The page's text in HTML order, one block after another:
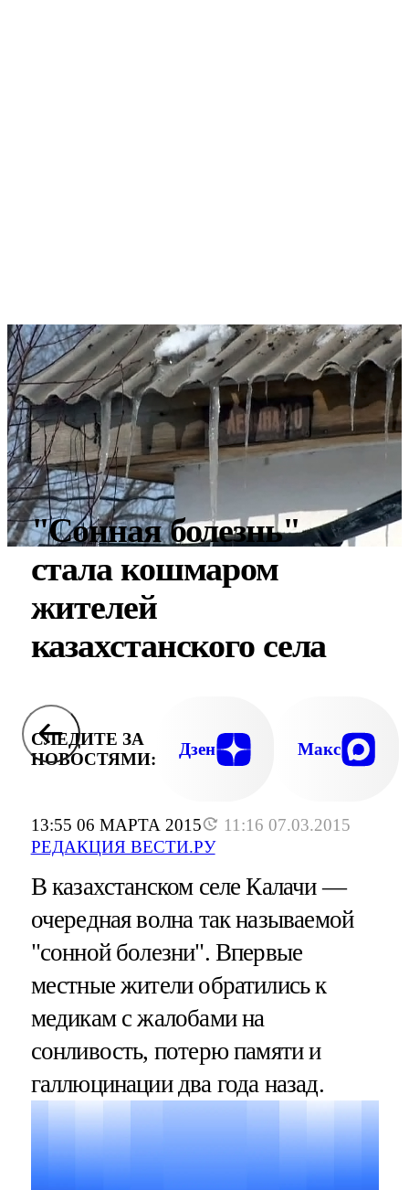
13:55 06 МАРТА 2015
11:16 07.03.2015
РЕДАКЦИЯ ВЕСТИ.РУ
"Сонная болезнь"
стала кошмаром
жителей
казахстанского села
СЛЕДИТЕ ЗА
НОВОСТЯМИ:
Дзен Макс
В казахстанском селе Калачи —
очередная волна так называемой
"сонной болезни". Впервые
местные жители обратились к
медикам с жалобами на
сонливость, потерю памяти и
галлюцинации два года назад.